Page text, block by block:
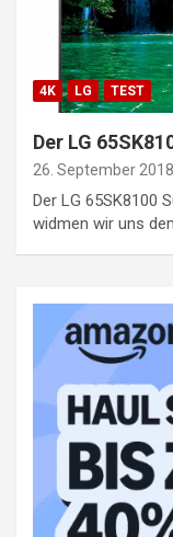
4K LG TEST
Der LG
26. September 2018
Der LG 65SK8100
widmen wir uns